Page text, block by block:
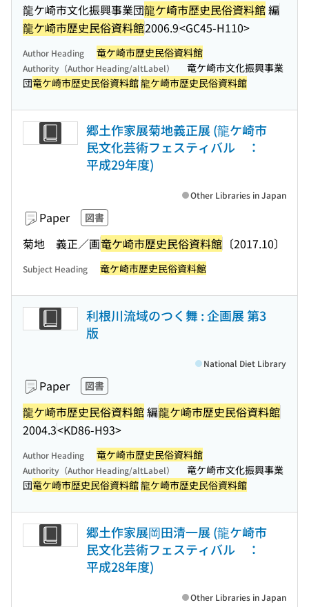
龍ケ崎市文化振興事業団龍ケ崎市歴史民俗資料館編
龍ケ崎市歴史民俗資料館2006.9<GC45-H110>
Author Heading 竜ケ崎市歴史民俗資料館
Authority（Author Heading/altLabel）
竜ケ崎市文化振興事業
団竜ケ崎市歴史民俗資料館龍ケ崎市歴史民俗資料館
郷土作家展菊地義正展 (龍ケ崎市
民文化芸術フェスティバル ：
平成29年度)
Paper 図書
菊地 義正／画竜ケ崎市歴史民俗資料館 〔2017.10〕
Other Libraries in Japan
Subject Heading 竜ケ崎市歴史民俗資料館
利根川流域のつく舞 : 企画展 第3
版
Paper 図書
龍ケ崎市歴史民俗資料館編龍ケ崎市歴史民俗資料館
2004.3<KD86-H93>
National Diet Library
Author Heading 竜ケ崎市歴史民俗資料館
Authority（Author Heading/altLabel）
竜ケ崎市文化振興事業
団竜ケ崎市歴史民俗資料館龍ケ崎市歴史民俗資料館
郷土作家展岡田清一展 (龍ケ崎市
民文化芸術フェスティバル ：
平成28年度)
Other Libraries in Japan